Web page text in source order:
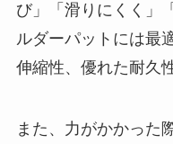
び」「滑りにくく」
ルダーパットには最
伸縮性、優れた耐久
また、力がかかった